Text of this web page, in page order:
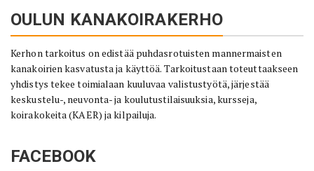
OULUN KANAKOIRAKERHO
Kerhon tarkoitus on edistää puhdasrotuisten mannermaisten
kanakoirien kasvatusta ja käyttöä. Tarkoitustaan toteuttaakseen
yhdistys tekee toimialaan kuuluvaa valistustyötä, järjestää
keskustelu-, neuvonta- ja koulutustilaisuuksia, kursseja,
koirakokeita (KAER) ja kilpailuja.
FACEBOOK